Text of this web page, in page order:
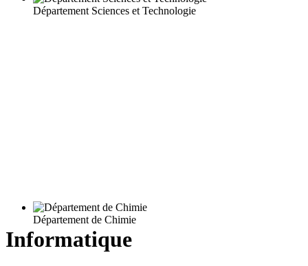
Département Sciences et Technologie
Département de Chimie
Informatique